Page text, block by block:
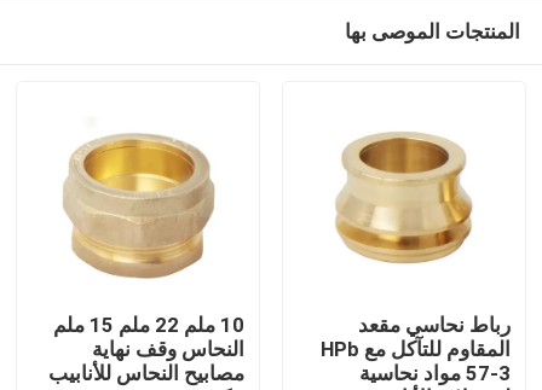
المنتجات الموصى بها
رباط نحاسي مقعد
المقاوم للتآكل مع HPb
57-3 مواد نحاسية
10 ملم 22 ملم 15 ملم
النحاس وقف نهاية
مصابيح النحاس للأنابيب